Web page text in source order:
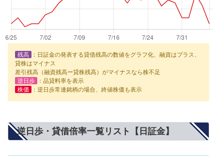
残高
：日証金の発表する貸借残高の数値をグラフ化、融資はプラス、
貸株はマイナス
差引残高（融資残高ー貸株残高）がマイナスなら株不足
逆日歩
：品貸料率を表示
株価
：逆日歩常連銘柄の場合、終値株価も表示
逆日歩・貸借倍率一覧リスト【日証金】